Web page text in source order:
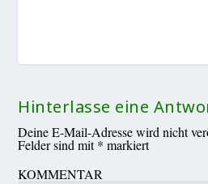
Hinterlasse eine
Deine E-Mail-Adresse wird nicht
Felder sind mit* markiert
KOMMENTAR